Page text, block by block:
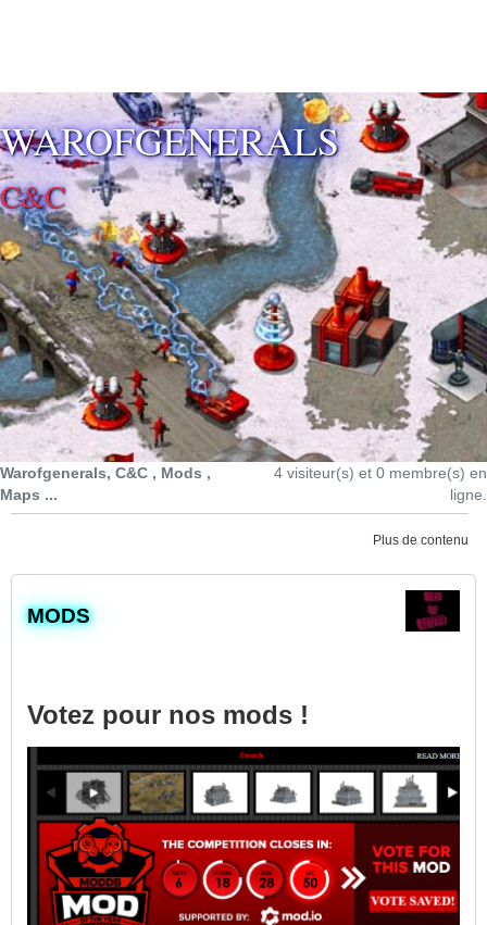
WAROFGENERALS
C&C
Warofgenerals, C&C , Mods ,
Maps ...
4 visiteur(s) et 0 membre(s) en
ligne.
Plus de contenu
​MODS
Votez pour nos mods !